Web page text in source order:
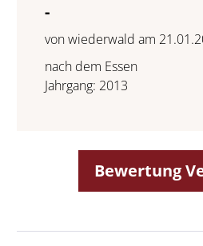
-
von wiederwald am
nach dem Essen
Jahrgang: 2013
Bewertung